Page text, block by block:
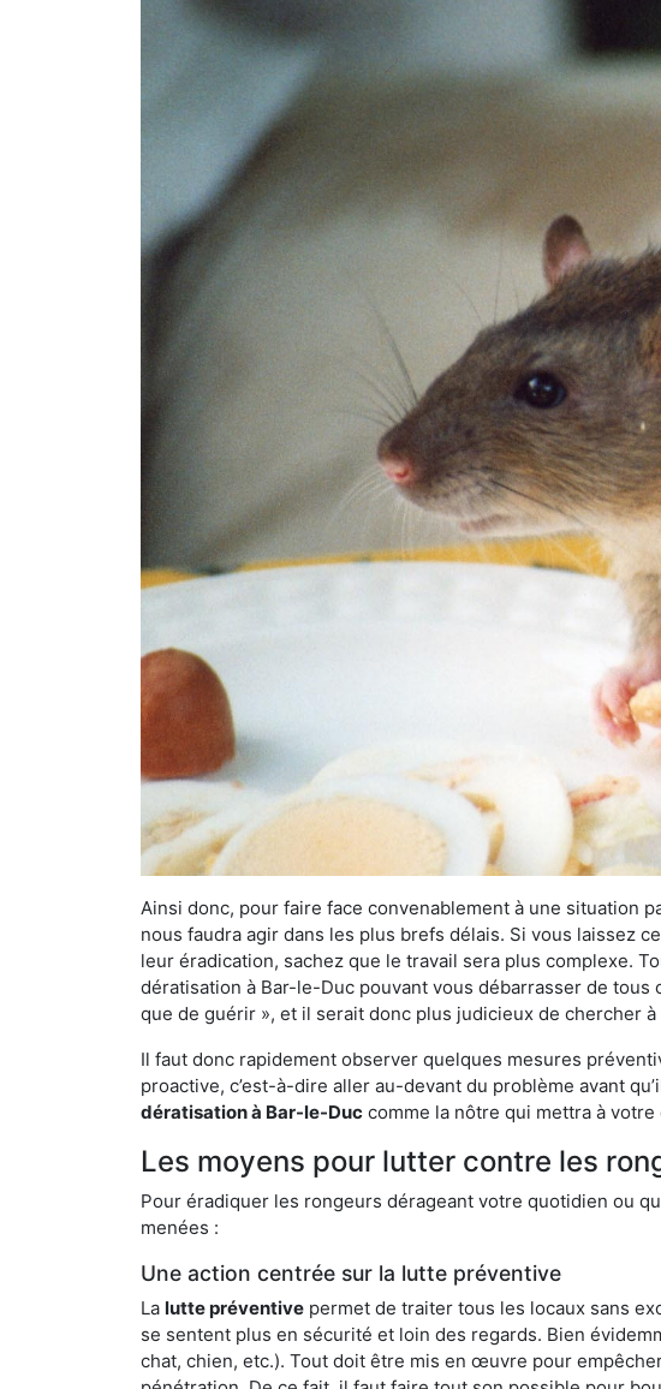
Ainsi donc, pour faire face convenablement à une situation
nous faudra agir dans les plus brefs délais. Si vous laissez
leur éradication, sachez que le travail sera plus complexe.
dératisation à Bar-le-Duc pouvant vous débarrasser de
que de guérir », et il serait donc plus judicieux de chercher
Il faut donc rapidement observer quelques mesures
proactive, c’est-à-dire aller au-devant du problème avant
dératisation à Bar-le-Duc comme la nôtre qui mettra à
Les moyens pour lutter contre les
Pour éradiquer les rongeurs dérageant votre quotidien ou
menées :
Une action centrée sur la lutte préventive
La lutte préventive permet de traiter tous les locaux sans
se sentent plus en sécurité et loin des regards. Bien
chat, chien, etc.). Tout doit être mis en œuvre pour